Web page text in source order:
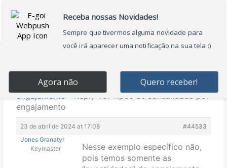
para
conteúdo
Home › Forums › Fórum Mineração e Análise de
Dados do Facebook
Tipos de sexualidade por
engajamento › Reply To: Tipos de sexualidade por
engajamento
23 de abril de 2024 at 17:08
#44533
Jones Granatyr
Keymaster
Nesse exemplo específico não,
pois temos somente as